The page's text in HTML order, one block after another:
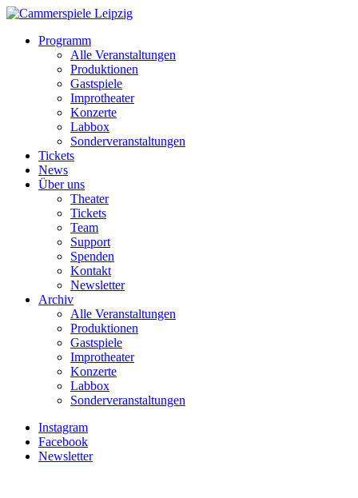
Programm
Alle Veranstaltungen
Produktionen
Gastspiele
Improtheater
Konzerte
Labbox
Sonderveranstaltungen
Tickets
News
Über uns
Theater
Tickets
Team
Support
Spenden
Kontakt
Newsletter
Archiv
Alle Veranstaltungen
Produktionen
Gastspiele
Improtheater
Konzerte
Labbox
Sonderveranstaltungen
Instagram
Facebook
Newsletter